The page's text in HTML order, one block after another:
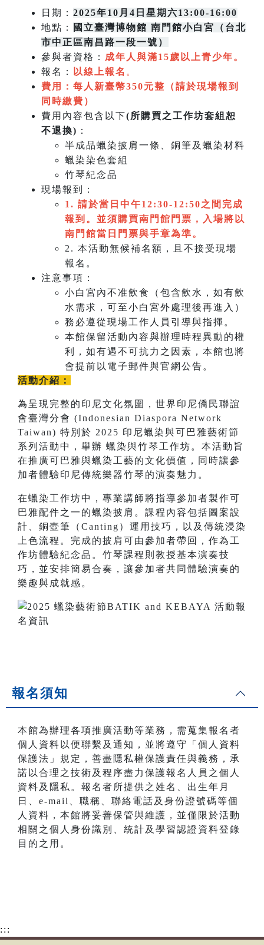
日期： 2025年10月4日星期六13:00-16:00
地點：
國立臺灣博物館 南門館小白宮（台北
市中正區南昌路一段一號）
參與者資格： 成年人與滿15歲以上青少年。
報名：
以線上報名 。
費用：每人新臺幣350元整（請於現場報到
同時繳費）
費用內容包含以下(所購買之工作坊套組恕
不退換) ：
半成品蠟染披肩一條、銅筆及蠟染材料
蠟染染色套組
竹琴紀念品
現場報到：
1. 請於當日中午12:30-12:50之間完成
報到。並須購買南門館門票，入場將以
南門館當日門票與手章為準。
2. 本活動無候補名額，且不接受現場
報名。
注意事項：
小白宮內不准飲食（包含飲水，如有飲
水需求，可至小白宮外處理後再進入）
務必遵從現場工作人員引導與指揮。
本館保留活動內容與辦理時程異動的權
利，如有遇不可抗力之因素，本館也將
會提前以電子郵件與官網公告。
活動介紹：
為呈現完整的印尼文化氛圍，世界印尼僑民聯誼
會臺灣分會 (Indonesian Diaspora Network
Taiwan) 特別於 2025 印尼蠟染與可巴雅藝術節
系列活動中，舉辦 蠟染與竹琴工作坊。本活動旨
在推廣可巴雅與蠟染工藝的文化價值，
同時讓參
加者體驗印尼傳統樂器竹琴的演奏魅力。
在蠟染工作坊中， 專業講師將指導參加者製作可
巴雅配件之一的蠟染披肩。 課程內容包括圖案設
計、銅壺筆（Canting）運用技巧，
以及傳統浸染
上色流程。完成的披肩可由參加者帶回， 作為工
作坊體驗紀念品。竹琴課程則教授基本演奏技
巧， 並安排簡易合奏，讓參加者共同體驗演奏的
樂趣與成就感。
報名須知
本館為辦理各項推廣活動等業務，需蒐集報名者
個人資料以便聯繫及通知，並將遵守「個人資料
保護法」規定，善盡隱私權保護責任與義務，承
諾以合理之技術及程序盡力保護報名人員之個人
資料及隱私。報名者所提供之姓名、出生年月
日、e-mail、職稱、聯絡電話及身份證號碼等個
人資料，本館將妥善保管與維護，並僅限於活動
相關之個人身份識別、統計及學習認證資料登錄
目的之用。
:::